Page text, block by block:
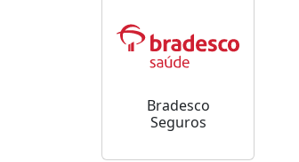
Bradesco
Seguros